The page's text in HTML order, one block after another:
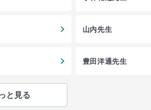
山内先生
豊田洋通先生
と見る